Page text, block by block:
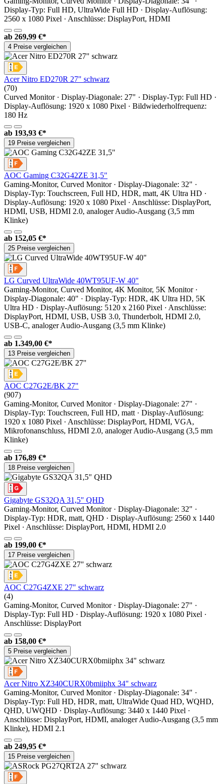
Display-Typ: Full HD, UltraWide Full HD · Display-Auflösung:
2560 x 1080 Pixel · Anschlüsse: DisplayPort, HDMI
ab 269,99 €*
4 Preise vergleichen
Acer Nitro ED270R 27" schwarz
(70)
Curved Monitor · Display-Diagonale: 27" · Display-Typ: Full HD ·
Display-Auflösung: 1920 x 1080 Pixel · Bildwiederholfrequenz:
180 Hz
ab 193,93 €*
19 Preise vergleichen
AOC Gaming C32G42ZE 31,5"
Gaming-Monitor, Curved Monitor · Display-Diagonale: 32" ·
Display-Typ: Touchscreen, Full HD, HDR, matt, 4K Ultra HD ·
Display-Auflösung: 1920 x 1080 Pixel · Anschlüsse: DisplayPort,
HDMI, USB, HDMI 2.0, analoger Audio-Ausgang (3,5 mm
Klinke)
ab 152,05 €*
25 Preise vergleichen
LG Curved UltraWide 40WT95UF-W 40"
Gaming-Monitor, Curved Monitor, 4K Monitor, 5K Monitor ·
Display-Diagonale: 40" · Display-Typ: HDR, 4K Ultra HD, 5K
Ultra HD · Display-Auflösung: 5120 x 2160 Pixel · Anschlüsse:
DisplayPort, HDMI, USB, USB 3.0, Thunderbolt, HDMI 2.0,
USB-C, analoger Audio-Ausgang (3,5 mm Klinke)
ab 1.349,00 €*
13 Preise vergleichen
AOC C27G2E/BK 27"
(907)
Gaming-Monitor, Curved Monitor · Display-Diagonale: 27" ·
Display-Typ: Touchscreen, Full HD, matt · Display-Auflösung:
1920 x 1080 Pixel · Anschlüsse: DisplayPort, HDMI, VGA,
Mikrofonanschluss, HDMI 2.0, analoger Audio-Ausgang (3,5 mm
Klinke)
ab 176,89 €*
18 Preise vergleichen
Gigabyte GS32QA 31,5" QHD
Gaming-Monitor, Curved Monitor · Display-Diagonale: 32" ·
Display-Typ: HDR, matt, QHD · Display-Auflösung: 2560 x 1440
Pixel · Anschlüsse: DisplayPort, HDMI, HDMI 2.0
ab 199,00 €*
17 Preise vergleichen
AOC C27G4ZXE 27" schwarz
(4)
Gaming-Monitor, Curved Monitor · Display-Diagonale: 27" ·
Display-Typ: Full HD · Display-Auflösung: 1920 x 1080 Pixel ·
Anschlüsse: DisplayPort
ab 158,00 €*
5 Preise vergleichen
Acer Nitro XZ340CURX0bmiiphx 34" schwarz
Gaming-Monitor, Curved Monitor · Display-Diagonale: 34" ·
Display-Typ: Full HD, HDR, matt, UltraWide Quad HD, WQHD,
QHD, UWQHD · Display-Auflösung: 3440 x 1440 Pixel ·
Anschlüsse: DisplayPort, HDMI, analoger Audio-Ausgang (3,5 mm
Klinke), HDMI 2.1
ab 249,95 €*
15 Preise vergleichen